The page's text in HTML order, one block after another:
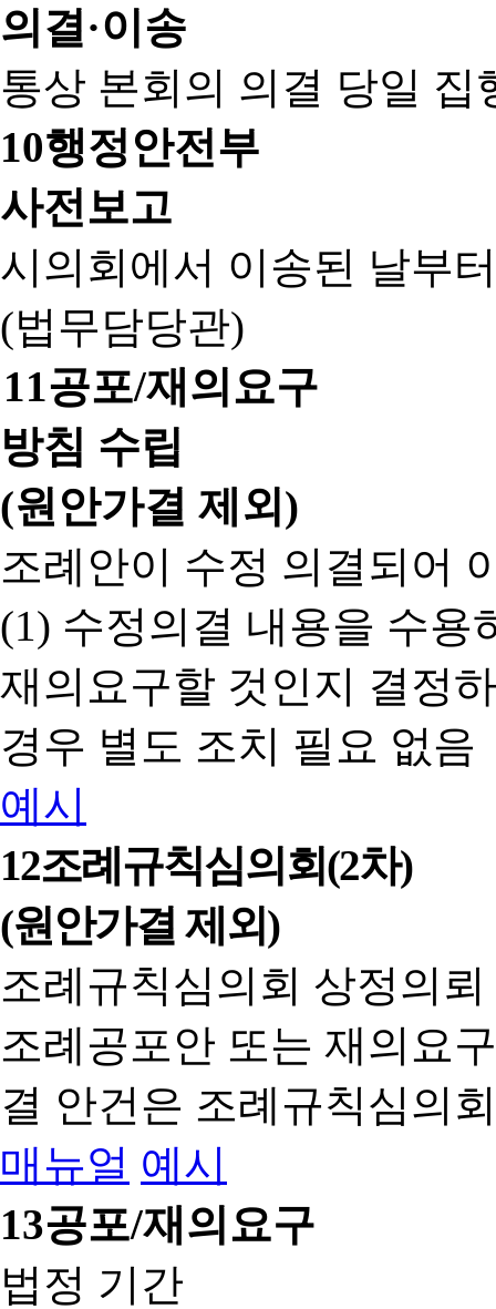
의결·이송
통상 본회의 의결 당일 집
10행정안전부
사전보고
시의회에서 이송된 날부
(법무담당관)
11공포/재의요구
방침 수립
(원안가결 제외)
조례안이 수정 의결되어
(1) 수정의결 내용을 수용
재의요구할 것인지 결정
경우 별도 조치 필요 없음
예시
12조례규칙심의회(2차)
(원안가결 제외)
조례규칙심의회 상정의
조례공포안 또는 재의요
결 안건은 조례규칙심의
매뉴얼 예시
13공포/재의요구
법정 기간